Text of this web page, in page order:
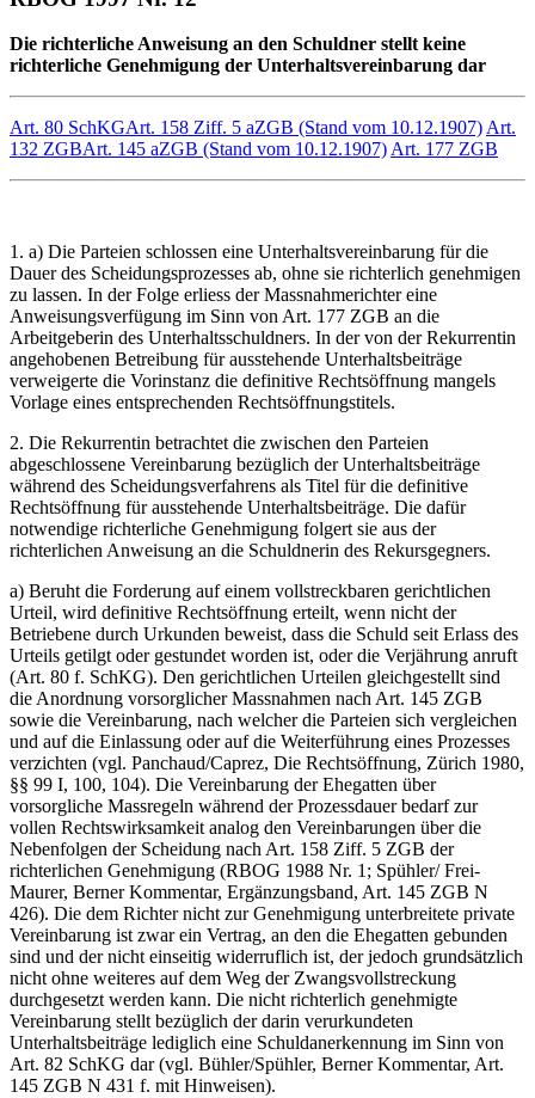
Die richterliche Anweisung an den Schuldner stellt keine
richterliche Genehmigung der Unterhaltsvereinbarung dar
Art. 80 SchKGArt. 158 Ziff. 5 aZGB (Stand vom 10.12.1907)Art.
132 ZGBArt. 145 aZGB (Stand vom 10.12.1907)Art. 177 ZGB
1. a) Die Parteien schlossen eine Unterhaltsvereinbarung für die
Dauer des Scheidungsprozesses ab, ohne sie richterlich genehmigen
zu lassen. In der Folge erliess der Massnahmerichter eine
Anweisungsverfügung im Sinn von Art. 177 ZGB an die
Arbeitgeberin des Unterhaltsschuldners. In der von der Rekurrentin
angehobenen Betreibung für ausstehende Unterhaltsbeiträge
verweigerte die Vorinstanz die definitive Rechtsöffnung mangels
Vorlage eines entsprechenden Rechtsöffnungstitels.
2. Die Rekurrentin betrachtet die zwischen den Parteien
abgeschlossene Vereinbarung bezüglich der Unterhaltsbeiträge
während des Scheidungsverfahrens als Titel für die definitive
Rechtsöffnung für ausstehende Unterhaltsbeiträge. Die dafür
notwendige richterliche Genehmigung folgert sie aus der
richterlichen Anweisung an die Schuldnerin des Rekursgegners.
a) Beruht die Forderung auf einem vollstreckbaren gerichtlichen
Urteil, wird definitive Rechtsöffnung erteilt, wenn nicht der
Betriebene durch Urkunden beweist, dass die Schuld seit Erlass des
Urteils getilgt oder gestundet worden ist, oder die Verjährung anruft
(Art. 80 f. SchKG). Den gerichtlichen Urteilen gleichgestellt sind
die Anordnung vorsorglicher Massnahmen nach Art. 145 ZGB
sowie die Vereinbarung, nach welcher die Parteien sich vergleichen
und auf die Einlassung oder auf die Weiterführung eines Prozesses
verzichten (vgl. Panchaud/Caprez, Die Rechtsöffnung, Zürich 1980,
§§ 99 I, 100, 104). Die Vereinbarung der Ehegatten über
vorsorgliche Massregeln während der Prozessdauer bedarf zur
vollen Rechtswirksamkeit analog den Vereinbarungen über die
Nebenfolgen der Scheidung nach Art. 158 Ziff. 5 ZGB der
richterlichen Genehmigung (RBOG 1988 Nr. 1; Spühler/ Frei-
Maurer, Berner Kommentar, Ergänzungsband, Art. 145 ZGB N
426). Die dem Richter nicht zur Genehmigung unterbreitete private
Vereinbarung ist zwar ein Vertrag, an den die Ehegatten gebunden
sind und der nicht einseitig widerruflich ist, der jedoch grundsätzlich
nicht ohne weiteres auf dem Weg der Zwangsvollstreckung
durchgesetzt werden kann. Die nicht richterlich genehmigte
Vereinbarung stellt bezüglich der darin verurkundeten
Unterhaltsbeiträge lediglich eine Schuldanerkennung im Sinn von
Art. 82 SchKG dar (vgl. Bühler/Spühler, Berner Kommentar, Art.
145 ZGB N 431 f. mit Hinweisen).